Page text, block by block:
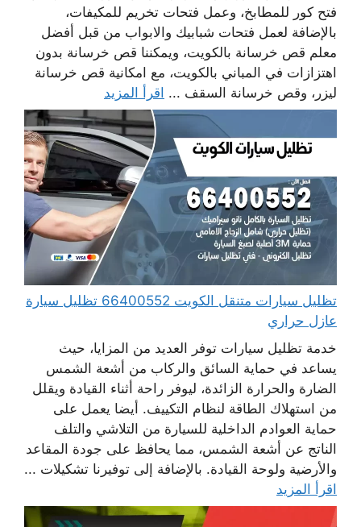
فتح كور للمطابخ، وعمل فتحات تخريم للمكيفات،
بالإضافة لعمل فتحات شبابيك والابواب من قبل أفضل
معلم قص خرسانة بالكويت، ويمكننا قص خرسانة بدون
اهتزازات في المباني بالكويت، مع امكانية قص خرسانة
ليزر، وقص خرسانة السقف ... اقرأ المزيد
تظليل سيارات متنقل الكويت 66400552 تظليل سيارة
عازل حراري
خدمة تظليل سيارات توفر العديد من المزايا، حيث
يساعد في حماية السائق والركاب من أشعة الشمس
الضارة والحرارة الزائدة، ليوفر راحة أثناء القيادة ويقلل
من استهلاك الطاقة لنظام التكييف. أيضا يعمل على
حماية العوادم الداخلية للسيارة من التلاشي والتلف
الناتج عن أشعة الشمس، مما يحافظ على جودة المقاعد
والأرضية ولوحة القيادة. بالإضافة إلى توفيرنا تشكيلات ...
اقرأ المزيد